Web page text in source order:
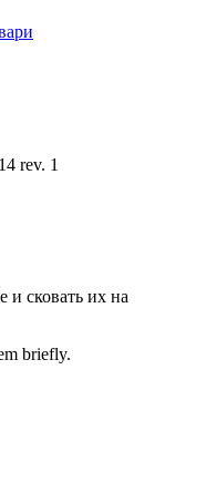
rev. 1
и сковать их на
briefly.